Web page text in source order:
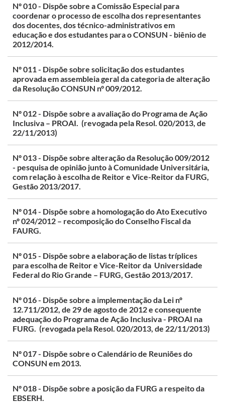
Nº 010 - Dispõe sobre a Comissão Especial para
coordenar o processo de escolha dos representantes
dos docentes, dos técnico-administrativos em
educação e dos estudantes para o CONSUN - biênio de
2012/2014.
Nº 011 - Dispõe sobre solicitação dos estudantes
aprovada em assembleia geral da categoria de alteração
da Resolução CONSUN n° 009/2012.
Nº 012 - Dispõe sobre a avaliação do Programa de Ação
Inclusiva – PROAI. (revogada pela Resol. 020/2013, de
22/11/2013)
Nº 013 - Dispõe sobre alteração da Resolução 009/2012
- pesquisa de opinião junto à Comunidade Universitária,
com relação à escolha de Reitor e Vice-Reitor da FURG,
Gestão 2013/2017.
Nº 014 - Dispõe sobre a homologação do Ato Executivo
nº 024/2012 – recomposição do Conselho Fiscal da
FAURG.
Nº 015 - Dispõe sobre a elaboração de listas tríplices
para escolha de Reitor e Vice-Reitor da Universidade
Federal do Rio Grande – FURG, Gestão 2013/2017.
Nº 016 - Dispõe sobre a implementação da Lei nº
12.711/2012, de 29 de agosto de 2012 e consequente
adequação do Programa de Ação Inclusiva - PROAI na
FURG. (revogada pela Resol. 020/2013, de 22/11/2013)
Nº 017 - Dispõe sobre o Calendário de Reuniões do
CONSUN em 2013.
Nº 018 - Dispõe sobre a posição da FURG a respeito da
EBSERH.